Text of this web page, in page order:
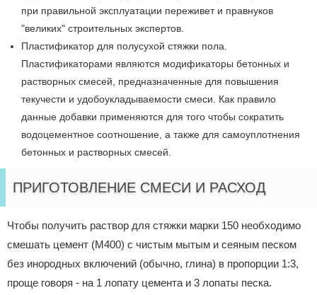
при правильной эксплуатации переживет и правнуков
"великих" строительных экспертов.
Пластификатор для полусухой стяжки пола.
Пластификаторами являются модификаторы бетонных и
растворных смесей, предназначенные для повышения
текучести и удобоукладываемости смеси. Как правило
данные добавки применяются для того чтобы сократить
водоцементное соотношение, а также для самоуплотнения
бетонных и растворных смесей.
ПРИГОТОВЛЕНИЕ СМЕСИ И РАСХОД
Чтобы получить раствор для стяжки марки 150 необходимо
смешать цемент (М400) с чистым мытым и сеяным песком
без инородных включений (обычно, глина) в пропорции 1:3,
проще говоря - на 1 лопату цемента и 3 лопаты песка.